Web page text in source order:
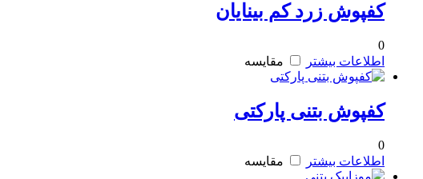
کفپوش زرد کم بینایان
0
اطلاعات بیشتر
مقایسه
کفپوش بتنی پارکتی
0
اطلاعات بیشتر
مقایسه